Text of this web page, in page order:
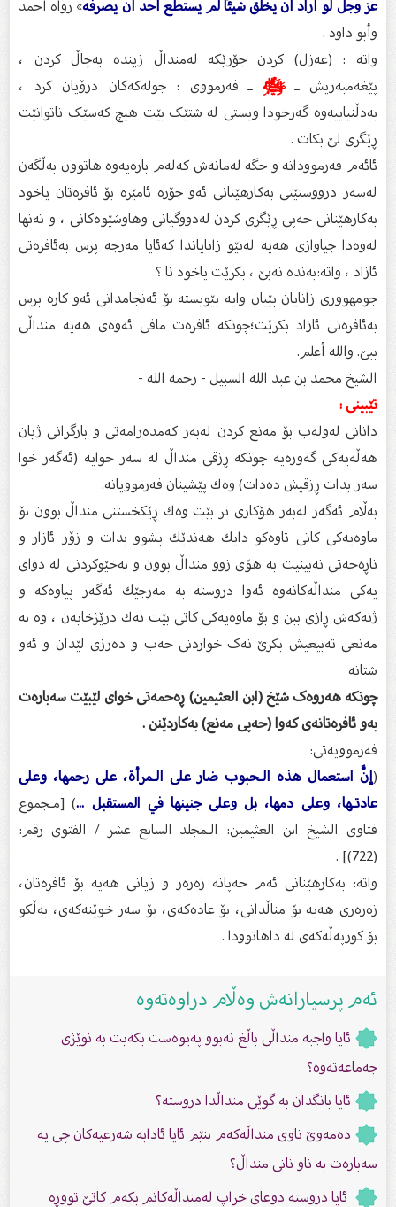
عز وجل لو أراد أن يخلق شيئًا لم يستطع أحد أن يصرفه» رواه أحمد
وأبو داود .
واتە : (عەزل) کردن جۆرێکە لەمنداڵ زیندە بەچاڵ کردن ،
پێغەمبەریش ـﷺـ فەرمووی : جولەکەکان درۆیان کرد ،
بەدڵنیاييەوە گەرخودا ويستی لە شتێک بێت هيچ کەسێک ناتوانێت
ڕێگری لێ بکات .
ئائەم فەرموودانە و جگە لەمانەش کەلەم بارەیەوە هاتوون بەڵگەن
لەسەر درووستێتی بەکارهێنانی ئەو جۆرە ئامێرە بۆ ئافرەتان یاخود
بەکارهێنانی حەپی ڕێگری کردن لەدووگیانی وهاوشێوەکانی ، و تەنها
لەوەدا جیاوازى هەیە لەنێو زانایاندا کەئایا مەرجە پرس بەئافرەتی
ئازاد ، واتە:بەندە نەبێ ، بکرێت یاخود نا ؟
جومهووری زانایان پێیان وایە پێویستە بۆ ئەنجامدانی ئەو کارە پرس
بەئافرەتی ئازاد بکرێت؛چونکە ئافرەت مافی ئەوەی هەیە منداڵی
ببێ. والله أعلم. ‌
الشيخ محمد بن عبد الله السبيل - رحمه الله -
تێبینى :
دانانى لەولەب بۆ مەنع كردن لەبەر كەمدەرامەتی و بارگرانی ژیان
هەڵەیەكی گەورەیە چونكە ڕزقی منداڵ لە سەر خوایە (ئەگەر خوا
سەر بدات ڕزقیش دەدات) وەك پێشینان فەرموویانە.
بەڵام ئەگەر لەبەر هۆكاری تر بێت وەك ڕێكخستنی منداڵ بوون بۆ
ماوەیەكی كاتی تاوەكو دایك هەندێك پشوو بدات و زۆر ئازار و
ناڕەحەتی نەبینیت بە هۆی زوو منداڵ بوون و بەخێوكردنی لە دوای
یەكی منداڵەكانەوە ئەوا دروستە بە مەرجێك ئەگەر پیاوەكە و
ژنەكەش ڕازی ببن و بۆ ماوەیەكی كاتی بێت نەك درێژخایەن ، وە بە
مەنعى تەبیعیش بکرێ نەک خواردنى حەب و دەرزى لێدان و ئەو
شتانە
چونکە هەروەک شێخ (ابن العثيمين) ڕەحمەتی خوای لێبێت سەبارەت
بەو ئافرەتانەی كەوا (حەپی مەنع) بەكاردێنن .
فەرموویەتی:
إنَّ استعمال هذه الـحبوب ضار على الـمرأة، على رحمها، وعلى
عادتـها، وعلى دمها، بل وعلى جنينها في المستقبل ... ) [مـجموع
فتاوى الشيخ ابن العثيمين: الـمجلد السابع عشر / الفتوى رقم:
واتە: بەكارهێنانی ئەم حەپانە زەرەر و زیانی هەیە بۆ ئافرەتان،
زەرەری هەیە بۆ مناڵدانی، بۆ عادەكەی، بۆ سەر خوێنەكەی، بەڵكو
بۆ كورپەڵەكەی لە داهاتوودا .
ئەم پرسیارانەش وەڵام دراوەتەوە
ئایا واجبە منداڵی باڵغ نەبوو پەیوەست بكەیت بە نوێژی
جەماعەتەوە؟
ئایا بانگدان بە گوێى منداڵدا دروستە؟
دەمەوێ ناوی منداڵەکەم بنێم ئایا ئادابە شەرعیەکان چی یە
سەبارەت بە ناو نانى منداڵ؟
ئایا دروستە دوعای خراپ لەمنداڵەکانم بکەم کاتێ تووڕە